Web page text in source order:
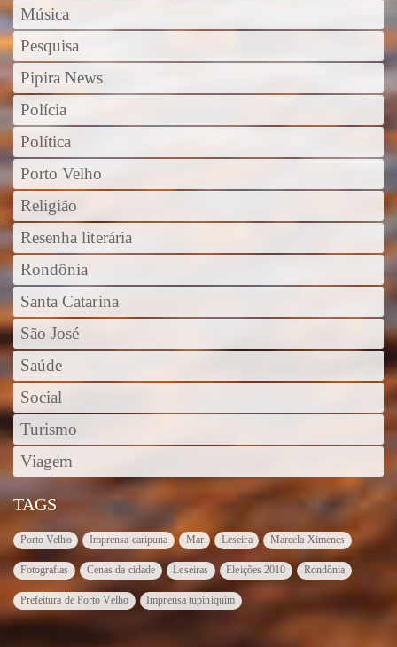
Música
Pesquisa
Pipira News
Polícia
Política
Porto Velho
Religião
Resenha literária
Rondônia
Santa Catarina
São José
Saúde
Social
Turismo
Viagem
TAGS
Porto Velho Imprensa caripuna Mar Leseira Marcela Ximenes
Fotografias Cenas da cidade Leseiras Eleições 2010 Rondônia
Prefeitura de Porto Velho Imprensa tupiniquim